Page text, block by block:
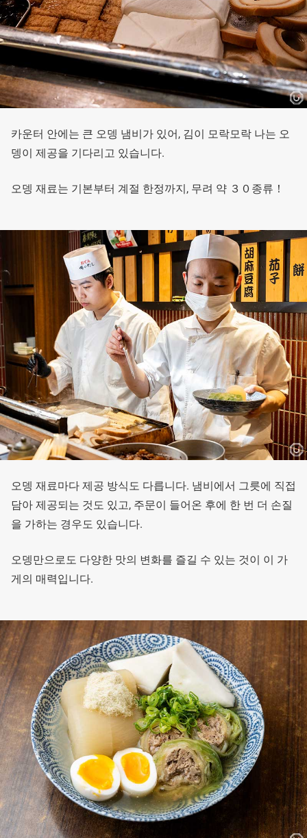
카운터 안에는 큰 오뎅 냄비가 있어, 김이 모락모락 나는 오
뎅이 제공을 기다리고 있습니다.
오뎅 재료는 기본부터 계절 한정까지, 무려 약 ３０종류！
오뎅 재료마다 제공 방식도 다릅니다. 냄비에서 그릇에 직접
담아 제공되는 것도 있고, 주문이 들어온 후에 한 번 더 손질
을 가하는 경우도 있습니다.
오뎅만으로도 다양한 맛의 변화를 즐길 수 있는 것이 이 가
게의 매력입니다.